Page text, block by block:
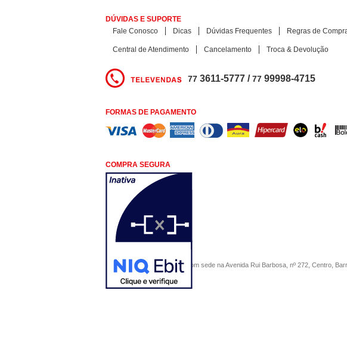
DÚVIDAS E SUPORTE
Fale Conosco
Dicas Dúvidas Frequentes Regras de
Central de Atendimento Cancelamento Troca & Devolução
77 3611-5777 /77 99998-4715
FORMAS DE PAGAMENTO
COMPRA SEGURA
COMERCIAL SÃO PAULO, com sede na Avenida Rui Barbosa, nº 272, Centro,